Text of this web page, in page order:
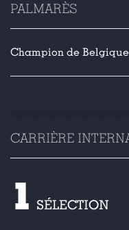
PALMARÈS
Champion de
CARRIÈRE
1 SÉLECTION